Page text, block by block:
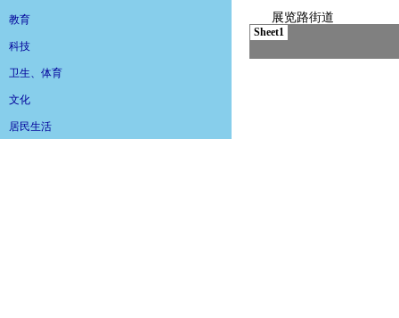
教育
科技
卫生、体育
文化
居民生活